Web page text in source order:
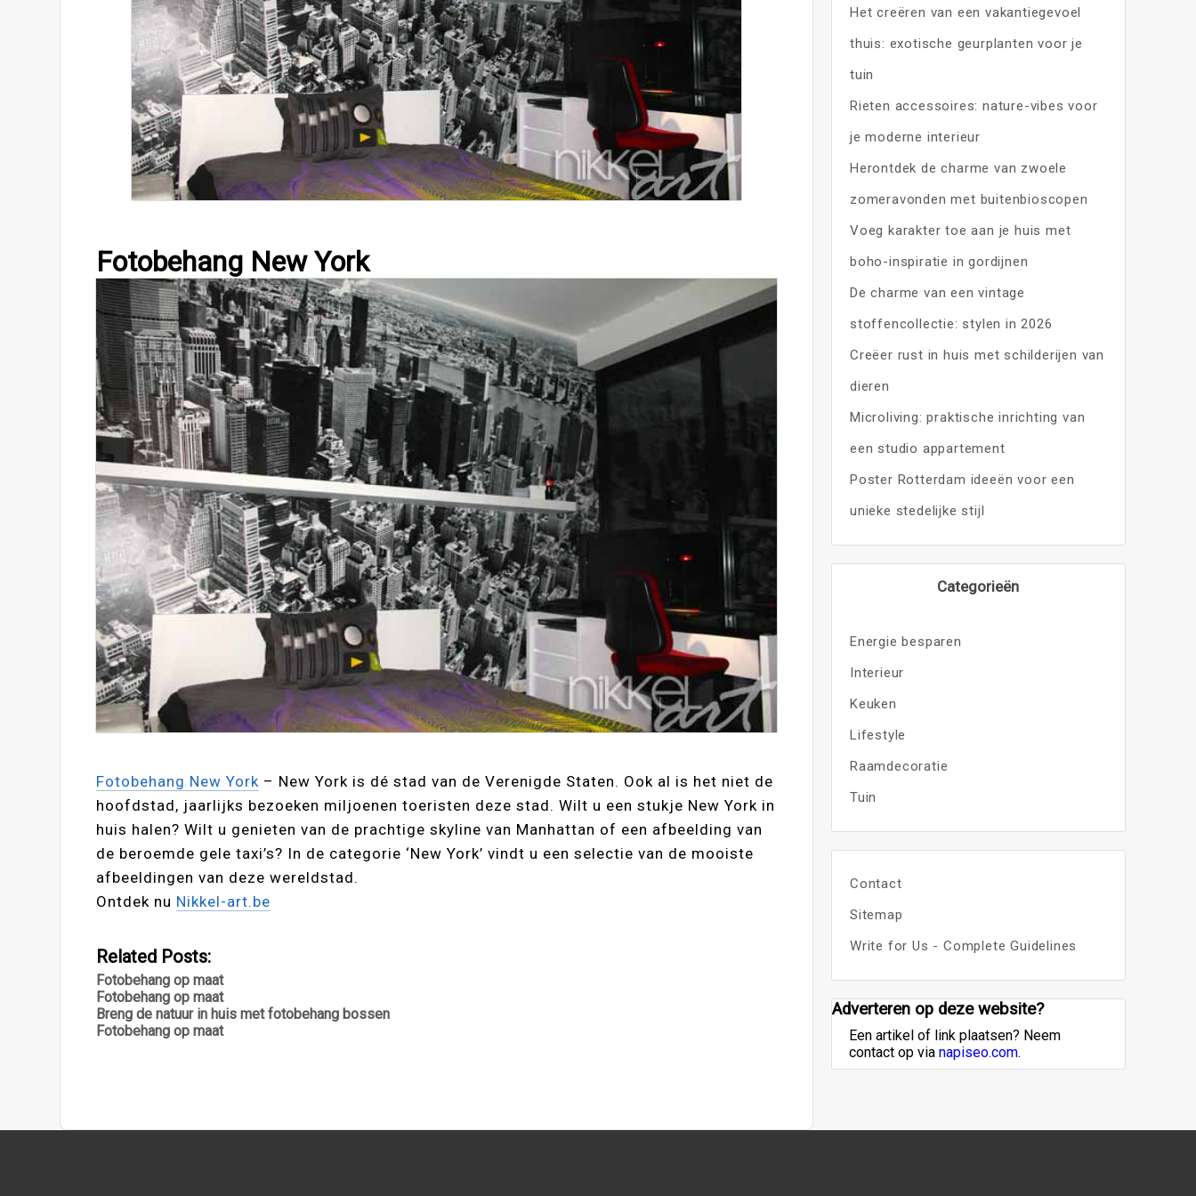
Fotobehang New York
Fotobehang New York – New York is dé stad van de Verenigde Staten. Ook al is het niet de
hoofdstad, jaarlijks bezoeken miljoenen toeristen deze stad. Wilt u een stukje New York in
huis halen? Wilt u genieten van de prachtige skyline van Manhattan of een afbeelding van
de beroemde gele taxi’s? In de categorie ‘New York’ vindt u een selectie van de mooiste
afbeeldingen van deze wereldstad.
Ontdek nu Nikkel-art.be
Related Posts:
Fotobehang op maat
Fotobehang op maat
Breng de natuur in huis met fotobehang bossen
Fotobehang op maat
Het creëren van een vakantiegevoel
thuis: exotische geurplanten voor je
tuin
Rieten accessoires: nature-vibes voor
je moderne interieur
Herontdek de charme van zwoele
zomeravonden met buitenbioscopen
Voeg karakter toe aan je huis met
boho-inspiratie in gordijnen
De charme van een vintage
stoffencollectie: stylen in 2026
Creëer rust in huis met schilderijen van
dieren
Microliving: praktische inrichting van
een studio appartement
Poster Rotterdam ideeën voor een
unieke stedelijke stijl
Categorieën
Energie besparen
Interieur
Keuken
Lifestyle
Raamdecoratie
Tuin
Contact
Sitemap
Write for Us - Complete Guidelines
Adverteren op deze website?
Een artikel of link plaatsen? Neem
contact op via napiseo.com.